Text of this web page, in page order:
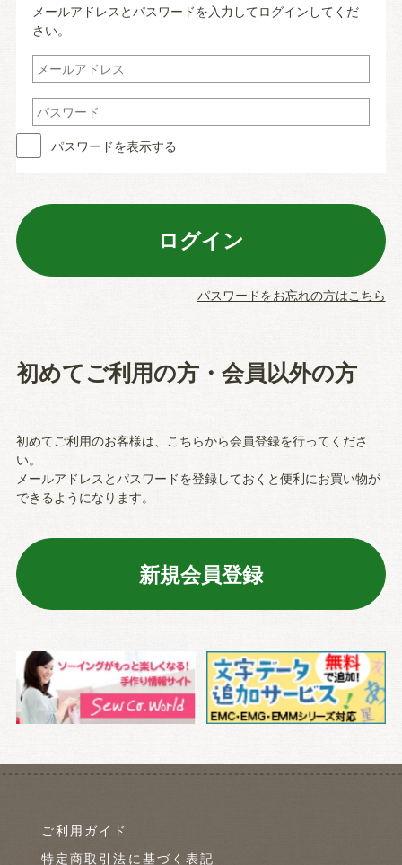
メールアドレスとパスワードを入力してログインしてくだ
さい。
パスワードを表示する
パスワードをお忘れの方はこちら
初めてご利用の方・会員以外の方
初めてご利用のお客様は、こちらから会員登録を行ってくださ
い。
メールアドレスとパスワードを登録しておくと便利にお買い物が
できるようになります。
ご利用ガイド
特定商取引法に基づく表記